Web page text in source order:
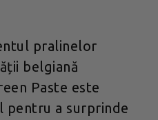
pralinelor
belgiană
Paste este
pentru a surprinde